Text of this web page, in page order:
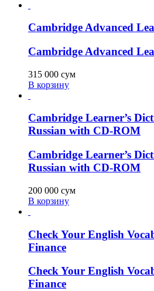
Cambridge Advanced
Cambridge Advanced
315 000 сум
В корзину
Cambridge Learner’s
Russian with CD-ROM
Cambridge Learner’s
Russian with CD-ROM
200 000 сум
В корзину
Check Your English
Finance
Check Your English
Finance